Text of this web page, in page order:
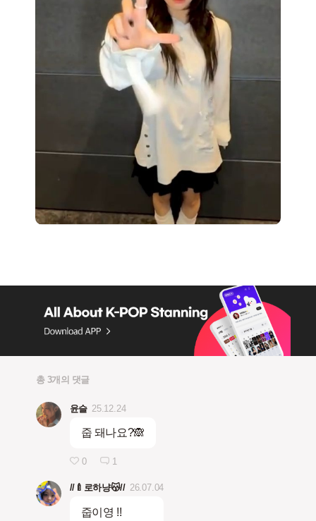
총 3개의 댓글
윤슬 25.12.24
줍 돼나요?🙈
0 1
//🍼로하냥😽// 26.07.04
줍이영 !!